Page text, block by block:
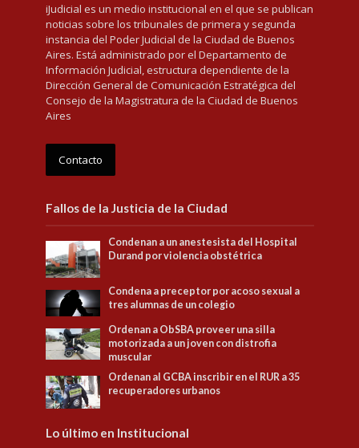
iJudicial es un medio institucional en el que se publican
noticias sobre los tribunales de primera y segunda
instancia del Poder Judicial de la Ciudad de Buenos
Aires. Está administrado por el Departamento de
Información Judicial, estructura dependiente de la
Dirección General de Comunicación Estratégica del
Consejo de la Magistratura de la Ciudad de Buenos
Aires
Contacto
Fallos de la Justicia de la Ciudad
Condenan a un anestesista del Hospital
Durand por violencia obstétrica
Condena a preceptor por acoso sexual a
tres alumnas de un colegio
Ordenan a ObSBA proveer una silla
motorizada a un joven con distrofia
muscular
Ordenan al GCBA inscribir en el RUR a 35
recuperadores urbanos
Lo último en Institucional